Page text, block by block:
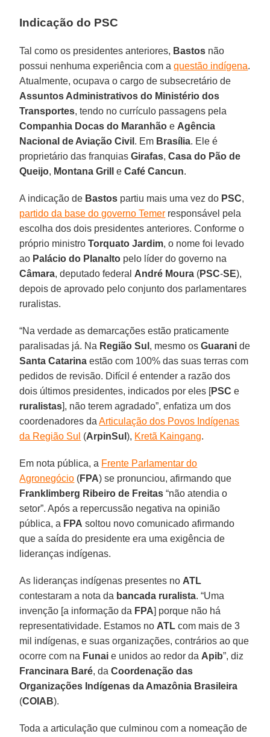
Indicação do PSC
Tal como os presidentes anteriores, Bastos não
possui nenhuma experiência com aquestão indígena.
Atualmente, ocupava o cargo de subsecretário de
Assuntos Administrativos do Ministério dos
Transportes, tendo no currículo passagens pela
Companhia Docas do Maranhão e Agência
Nacional de Aviação Civil . Em Brasília. Ele é
proprietário das franquiasGirafas,Casa do Pão de
Queijo, Montana Grill eCafé Cancun.
A indicação de Bastos partiu mais uma vez do PSC,
partido da base do governo Temer responsável pela
escolha dos dois presidentes anteriores. Conforme o
próprio ministroTorquato Jardim, o nome foi levado
ao Palácio do Planalto pelo líder do governo na
Câmara, deputado federal André Moura (PSC-SE),
depois de aprovado pelo conjunto dos parlamentares
ruralistas.
“Na verdade as demarcações estão praticamente
paralisadas já. Na Região Sul , mesmo osGuarani de
Santa Catarina estão com 100% das suas terras com
pedidos de revisão. Difícil é entender a razão dos
dois últimos presidentes, indicados por eles [PSC e
ruralistas], não terem agradado”, enfatiza um dos
coordenadores daArticulação dos Povos Indígenas
da Região Sul (ArpinSul), Kretã Kaingang.
Em nota pública, a Frente Parlamentar do
Agronegócio (FPA) se pronunciou, afirmando que
Franklimberg Ribeiro de Freitas “não atendia o
setor”. Após a repercussão negativa na opinião
pública, a FPA soltou novo comunicado afirmando
que a saída do presidente era uma exigência de
lideranças indígenas.
As lideranças indígenas presentes no ATL
contestaram a nota da bancada ruralista. “Uma
invenção [a informação da FPA] porque não há
representatividade. Estamos no ATL com mais de 3
mil indígenas, e suas organizações, contrários ao que
ocorre com na Funai e unidos ao redor da Apib”, diz
Francinara Baré, daCoordenação das
Organizações Indígenas da Amazônia Brasileira
(COIAB).
Toda a articulação que culminou com a nomeação de